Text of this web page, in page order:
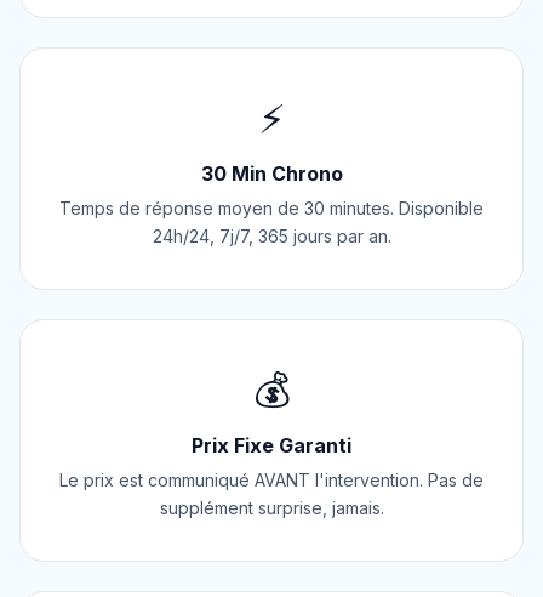
⚡
30 Min Chrono
Temps de réponse moyen de 30 minutes. Disponible
24h/24, 7j/7, 365 jours par an.
💰
Prix Fixe Garanti
Le prix est communiqué AVANT l'intervention. Pas de
supplément surprise, jamais.